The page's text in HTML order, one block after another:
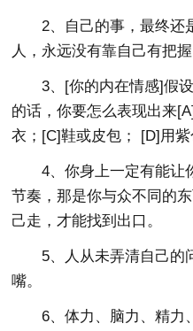
2、自己的事，最终还
人，永远没有靠自己有把握
3、[你的内在情感]假
的话，你要怎么表现出来
衣；[C]鞋或皮包； [D]用紫
4、你身上一定有能让
节奏，那是你与众不同的
己走，才能找到出口。
5、人从未弄清自己的
嘴。
6、体力、脑力、精力